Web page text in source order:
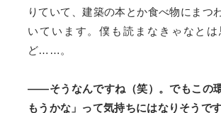
りていて、建築の本とか食べ物にまつ
いています。僕も読まなきゃなと
ど……。
――そうなんですね（笑）。でもこの
もうかな」って気持ちにはなりそうです